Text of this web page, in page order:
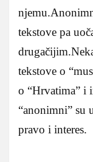
tekstove pa
tekstove o
o “Hrvatima” i
“anonimni” su
pravo i interes.